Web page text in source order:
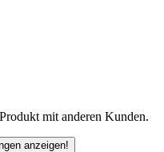
mit anderen Kunden.
anzeigen!